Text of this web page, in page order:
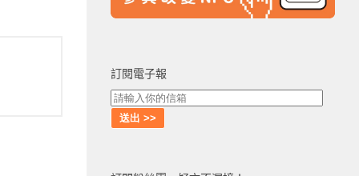
訂閱電子報